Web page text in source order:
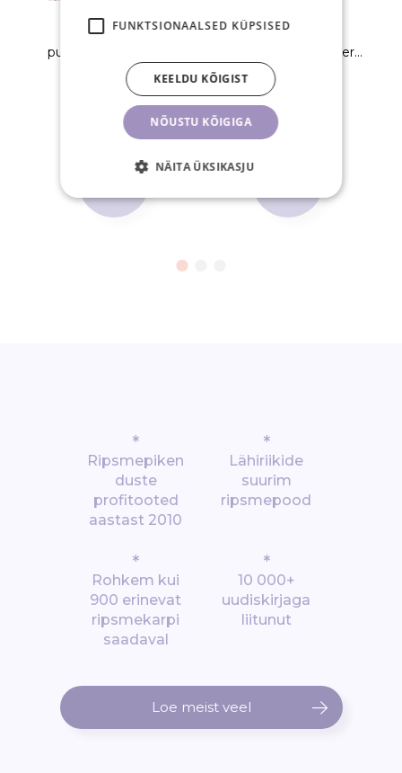
Mikrokiust
puhastustikud, glitter
roosa 10tk
2,50 €
TK
Mikrokiust
puhastustikud, glitter
roosa 100tk
9,90 €
*
Ripsmepiken
duste
profitooted
aastast 2010
*
Lähiriikide
suurim
ripsmepood
*
Rohkem kui
900 erinevat
ripsmekarpi
saadaval
*
10 000+
uudiskirjaga
liitunut
Loe meist veel
FUNKTSIONAALSED KÜPSISED
NÕUSTU KÕIGIGA
KEELDU KÕIGIST
NÄITA ÜKSIKASJU